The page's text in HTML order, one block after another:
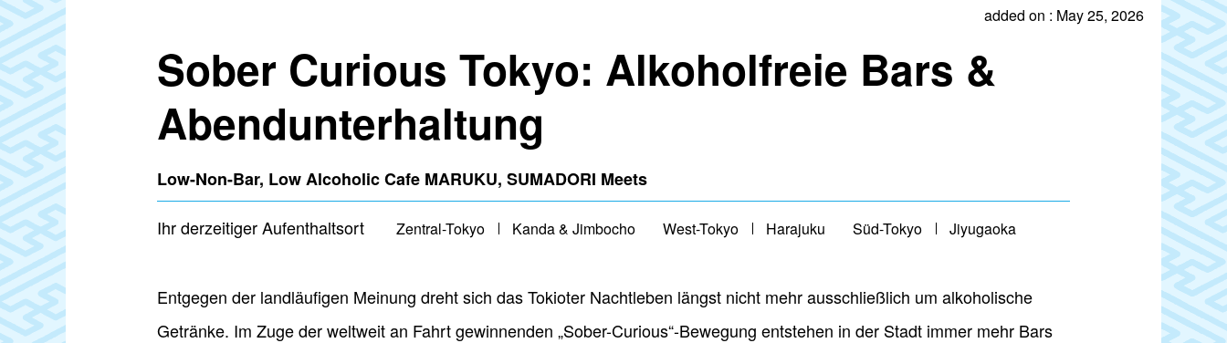
added on : May 25, 2026
Sober Curious Tokyo: Alkoholfreie Bars &
Abendunterhaltung
Low-Non-Bar, Low Alcoholic Cafe MARUKU, SUMADORI Meets
Ihr derzeitiger Aufenthaltsort Zentral-Tokyo Kanda & Jimbocho West-Tokyo Harajuku Süd-Tokyo Jiyugaoka
Entgegen der landläufigen Meinung dreht sich das Tokioter Nachtleben längst nicht mehr ausschließlich um alkoholische
Getränke. Im Zuge der weltweit an Fahrt gewinnenden „Sober-Curious“-Bewegung entstehen in der Stadt immer mehr Bars